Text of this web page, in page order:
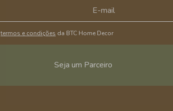
termos e condições da BTC Home Decor
Seja um Parceiro